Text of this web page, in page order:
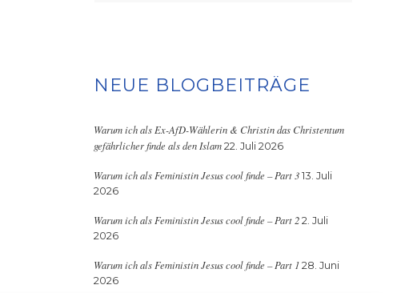
NEUE BLOGBEITRÄGE
Warum ich als Ex-AfD-Wählerin & Christin das Christentum
gefährlicher finde als den Islam 22. Juli 2026
Warum ich als Feministin Jesus cool finde – Part 3 13. Juli
2026
Warum ich als Feministin Jesus cool finde – Part 2 2. Juli
2026
Warum ich als Feministin Jesus cool finde – Part 1 28. Juni
2026